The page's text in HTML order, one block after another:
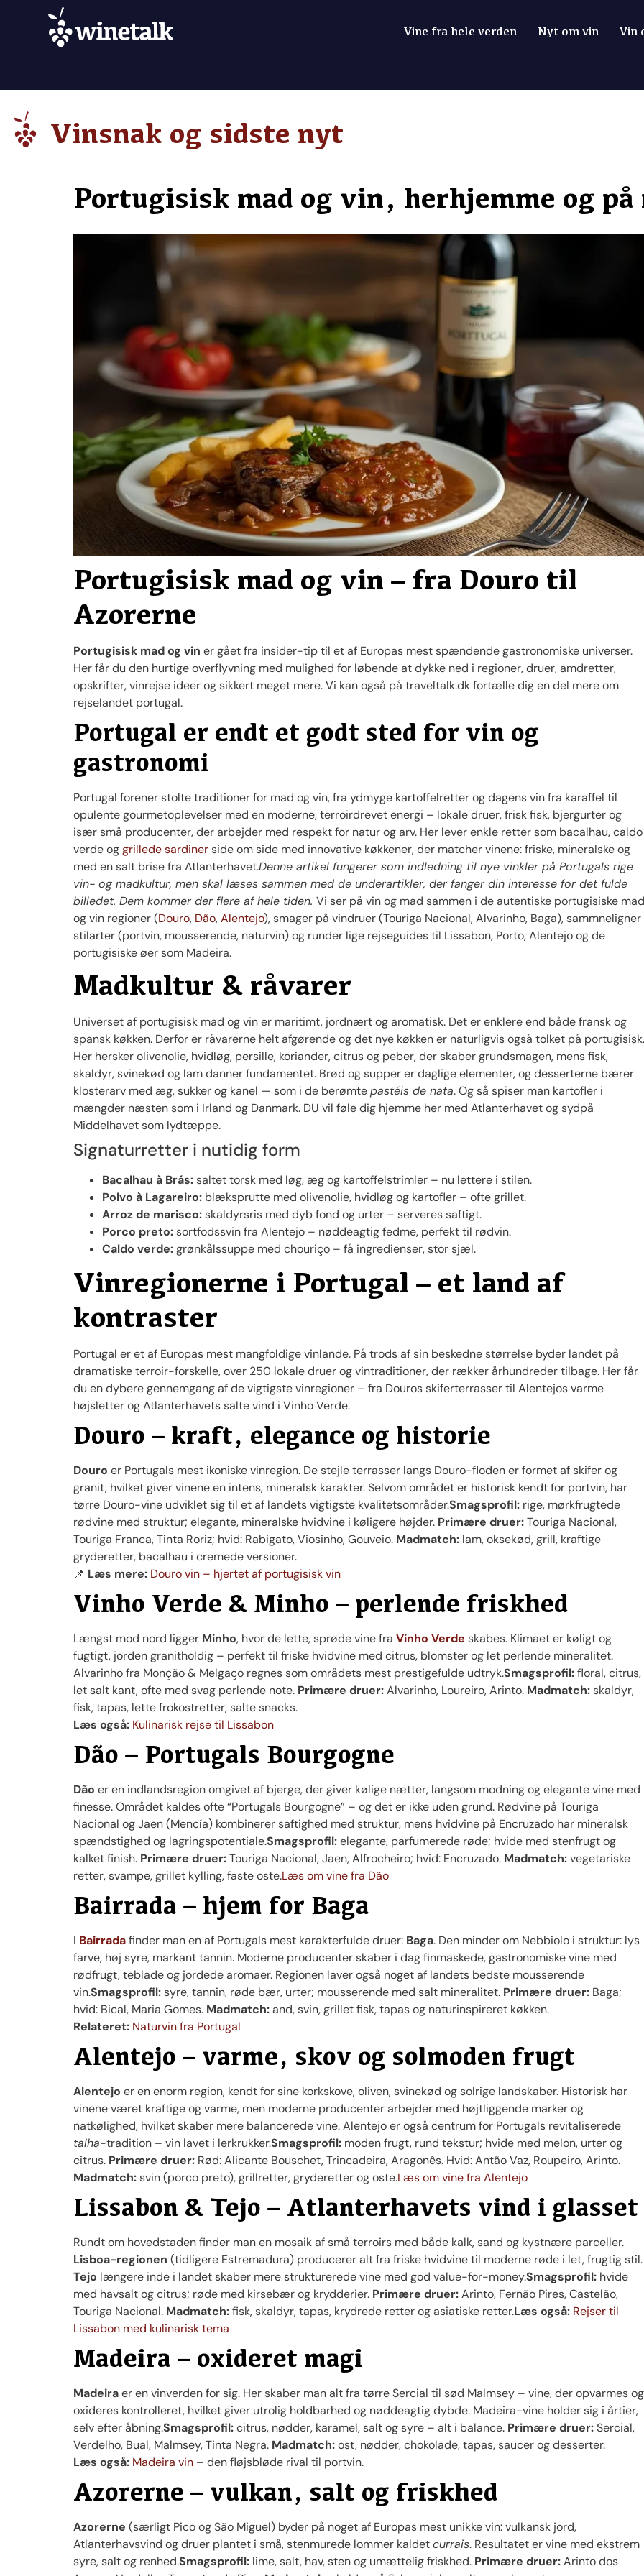
Vine fra hele verden Nyt om vin Vin
Vinsnak og sidste nyt
Portugisisk mad og vin, herhjemme og på
Portugisisk mad og vin – fra Douro til
Azorerne
Portugisisk mad og vin er gået fra insider-tip til et af Europas mest spændende gastronomiske universer.
Her får du den hurtige overflyvning med mulighed for løbende at dykke ned i regioner, druer, amdretter,
opskrifter, vinrejse ideer og sikkert meget mere. Vi kan også på traveltalk.dk fortælle dig en del mere om
rejselandet portugal.
Portugal er endt et godt sted for vin og
gastronomi
Portugal forener stolte traditioner for mad og vin, fra ydmyge kartoffelretter og dagens vin fra karaffel til
opulente gourmetoplevelser med en moderne, terroirdrevet energi – lokale druer, frisk fisk, bjergurter og
især små producenter, der arbejder med respekt for natur og arv. Her lever enkle retter som bacalhau, caldo
verde oggrillede sardinerside om side med innovative køkkener, der matcher vinene: friske, mineralske og
med en salt brise fra Atlanterhavet.Denne artikel fungerer som indledning til nye vinkler på Portugals rige
vin- og madkultur, men skal læses sammen med de underartikler, der fanger din interesse for det fulde
billedet. Dem kommer der flere af hele tiden. Vi ser på vin og mad sammen i de autentiske portugisiske mad
og vin regioner (Douro, Dão,Alentejo), smager på vindruer (Touriga Nacional, Alvarinho, Baga), sammneligner
stilarter (portvin, mousserende, naturvin) og runder lige rejseguides til Lissabon, Porto, Alentejo og de
portugisiske øer som Madeira.
Madkultur & råvarer
Universet af portugisisk mad og vin er maritimt, jordnært og aromatisk. Det er enklere end både fransk og
spansk køkken. Derfor er råvarerne helt afgørende og det nye køkken er naturligvis også tolket på portugisisk.
Her hersker olivenolie, hvidløg, persille, koriander, citrus og peber, der skaber grundsmagen, mens fisk,
skaldyr, svinekød og lam danner fundamentet. Brød og supper er daglige elementer, og desserterne bærer
klosterarv med æg, sukker og kanel — som i de berømtepastéis de nata. Og så spiser man kartofler i
mængder næsten som i Irland og Danmark. DU vil føle dig hjemme her med Atlanterhavet og sydpå
Middelhavet som lydtæppe.
Signaturretter i nutidig form
Bacalhau à Brás:saltet torsk med løg, æg og kartoffelstrimler – nu lettere i stilen.
Polvo à Lagareiro: blæksprutte med olivenolie, hvidløg og kartofler – ofte grillet.
Arroz de marisco:skaldyrsris med dyb fond og urter – serveres saftigt.
Porco preto:sortfodssvin fra Alentejo – nøddeagtig fedme, perfekt til rødvin.
Caldo verde:grønkålssuppe med chouriço – få ingredienser, stor sjæl.
Vinregionerne i Portugal – et land af
kontraster
Portugal er et af Europas mest mangfoldige vinlande. På trods af sin beskedne størrelse byder landet på
dramatiske terroir-forskelle, over 250 lokale druer og vintraditioner, der rækker århundreder tilbage. Her får
du en dybere gennemgang af de vigtigste vinregioner – fra Douros skiferterrasser til Alentejos varme
højsletter og Atlanterhavets salte vind i Vinho Verde.
Douro – kraft, elegance og historie
Douro er Portugals mest ikoniske vinregion. De stejle terrasser langs Douro-floden er formet af skifer og
granit, hvilket giver vinene en intens, mineralsk karakter. Selvom området er historisk kendt for portvin, har
tørre Douro-vine udviklet sig til et af landets vigtigste kvalitetsområder.Smagsprofil: rige, mørkfrugtede
rødvine med struktur; elegante, mineralske hvidvine i køligere højder. Primære druer:Touriga Nacional,
Touriga Franca, Tinta Roriz; hvid: Rabigato, Viosinho, Gouveio. Madmatch: lam, oksekød, grill, kraftige
gryderetter, bacalhau i cremede versioner.
📌 Læs mere: Douro vin – hjertet af portugisisk vin
Vinho Verde & Minho – perlende friskhed
Længst mod nord ligger Minho, hvor de lette, sprøde vine fra Vinho Verde skabes. Klimaet er køligt og
fugtigt, jorden granitholdig – perfekt til friske hvidvine med citrus, blomster og let perlende mineralitet.
Alvarinho fra Monção & Melgaço regnes som områdets mest prestigefulde udtryk.Smagsprofil:floral, citrus,
let salt kant, ofte med svag perlende note. Primære druer:Alvarinho, Loureiro, Arinto. Madmatch:skaldyr,
fisk, tapas, lette frokostretter, salte snacks.
Læs også: Kulinarisk rejse til Lissabon
Dão – Portugals Bourgogne
Dão er en indlandsregion omgivet af bjerge, der giver kølige nætter, langsom modning og elegante vine med
finesse. Området kaldes ofte “Portugals Bourgogne” – og det er ikke uden grund. Rødvine på Touriga
Nacional og Jaen (Mencía) kombinerer saftighed med struktur, mens hvidvine på Encruzado har mineralsk
spændstighed og lagringspotentiale.Smagsprofil:elegante, parfumerede røde; hvide med stenfrugt og
kalket finish. Primære druer:Touriga Nacional, Jaen, Alfrocheiro; hvid: Encruzado. Madmatch:vegetariske
retter, svampe, grillet kylling, faste oste.Læs om vine fra Dão
Bairrada – hjem for Baga
I Bairradafinder man en af Portugals mest karakterfulde druer: Baga. Den minder om Nebbiolo i struktur: lys
farve, høj syre, markant tannin. Moderne producenter skaber i dag finmaskede, gastronomiske vine med
rødfrugt, teblade og jordede aromaer. Regionen laver også noget af landets bedste mousserende
vin.Smagsprofil:syre, tannin, røde bær, urter; mousserende med salt mineralitet. Primære druer: Baga;
hvid: Bical, Maria Gomes. Madmatch:and, svin, grillet fisk, tapas og naturinspireret køkken.
Relateret: Naturvin fra Portugal
Alentejo – varme, skov og solmoden frugt
Alentejo er en enorm region, kendt for sine korkskove, oliven, svinekød og solrige landskaber. Historisk har
vinene været kraftige og varme, men moderne producenter arbejder med højtliggende marker og
natkølighed, hvilket skaber mere balancerede vine. Alentejo er også centrum for Portugals revitaliserede
talha-tradition – vin lavet i lerkrukker.Smagsprofil: moden frugt, rund tekstur; hvide med melon, urter og
citrus. Primære druer: Rød: Alicante Bouschet, Trincadeira, Aragonês. Hvid: Antão Vaz, Roupeiro, Arinto.
Madmatch:svin (porco preto), grillretter, gryderetter og oste.Læs om vine fra Alentejo
Lissabon & Tejo – Atlanterhavets vind i glasset
Rundt om hovedstaden finder man en mosaik af små terroirs med både kalk, sand og kystnære parceller.
Lisboa-regionen (tidligere Estremadura) producerer alt fra friske hvidvine til moderne røde i let, frugtig stil.
Tejo længere inde i landet skaber mere strukturerede vine med god value-for-money.Smagsprofil: hvide
med havsalt og citrus; røde med kirsebær og krydderier. Primære druer:Arinto, Fernão Pires, Castelão,
Touriga Nacional. Madmatch:fisk, skaldyr, tapas, krydrede retter og asiatiske retter.Læs også: Rejser til
Lissabon med kulinarisk tema
Madeira – oxideret magi
Madeiraer en vinverden for sig. Her skaber man alt fra tørre Sercial til sød Malmsey – vine, der opvarmes og
oxideres kontrolleret, hvilket giver utrolig holdbarhed og nøddeagtig dybde. Madeira-vine holder sig i årtier,
selv efter åbning.Smagsprofil:citrus, nødder, karamel, salt og syre – alt i balance. Primære druer:Sercial,
Verdelho, Bual, Malmsey, Tinta Negra. Madmatch:ost, nødder, chokolade, tapas, saucer og desserter.
Læs også: Madeira vin – den fløjsbløde rival til portvin.
Azorerne – vulkan, salt og friskhed
Azorerne (særligt Pico og São Miguel) byder på noget af Europas mest unikke vin: vulkansk jord,
Atlanterhavsvind og druer plantet i små, stenmurede lommer kaldetcurrais. Resultatet er vine med ekstrem
syre, salt og renhed.Smagsprofil: lime, salt, hav, sten og umættelig friskhed. Primære druer:Arinto dos